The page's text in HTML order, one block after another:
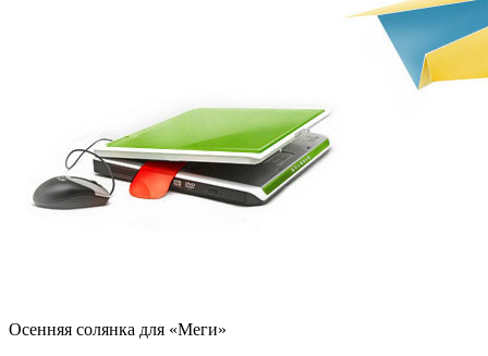
Осенняя солянка для «Меги»